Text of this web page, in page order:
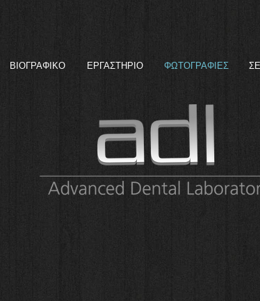
ΒΙΟΓΡΑΦΙΚΟ ΕΡΓΑΣΤΗΡΙΟ ΦΩΤΟΓΡΑΦΙΕΣ